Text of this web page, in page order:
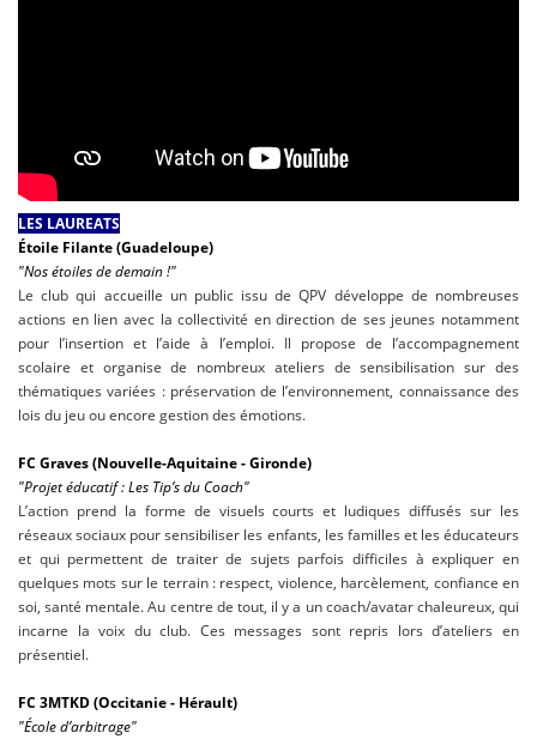
LES LAUREATS
Étoile Filante (Guadeloupe)
"Nos étoiles de demain !"
Le club qui accueille un public issu de QPV développe de nombreuses
actions en lien avec la collectivité en direction de ses jeunes notamment
pour l’insertion et l’aide à l’emploi. Il propose de l’accompagnement
scolaire et organise de nombreux ateliers de sensibilisation sur des
thématiques variées : préservation de l’environnement, connaissance des
lois du jeu ou encore gestion des émotions.
FC Graves (Nouvelle-Aquitaine - Gironde)
"Projet éducatif : Les Tip’s du Coach"
L’action prend la forme de visuels courts et ludiques diffusés sur les
réseaux sociaux pour sensibiliser les enfants, les familles et les éducateurs
et qui permettent de traiter de sujets parfois difficiles à expliquer en
quelques mots sur le terrain : respect, violence, harcèlement, confiance en
soi, santé mentale. Au centre de tout, il y a un coach/avatar chaleureux, qui
incarne la voix du club. Ces messages sont repris lors d’ateliers en
présentiel.
FC 3MTKD (Occitanie - Hérault)
"École d’arbitrage"